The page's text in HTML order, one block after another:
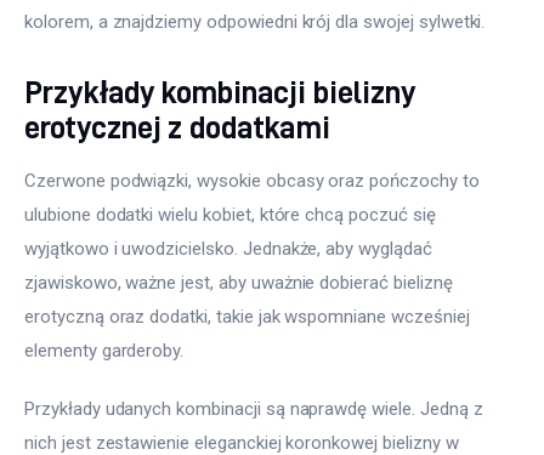
kolorem, a znajdziemy odpowiedni krój dla swojej sylwetki.
Przykłady kombinacji bielizny
erotycznej z dodatkami
Czerwone podwiązki, wysokie obcasy oraz pończochy to
ulubione dodatki wielu kobiet, które chcą poczuć się
wyjątkowo i uwodzicielsko. Jednakże, aby wyglądać
zjawiskowo, ważne jest, aby uważnie dobierać bieliznę
erotyczną oraz dodatki, takie jak wspomniane wcześniej
elementy garderoby.
Przykłady udanych kombinacji są naprawdę wiele. Jedną z
nich jest zestawienie eleganckiej koronkowej bielizny w